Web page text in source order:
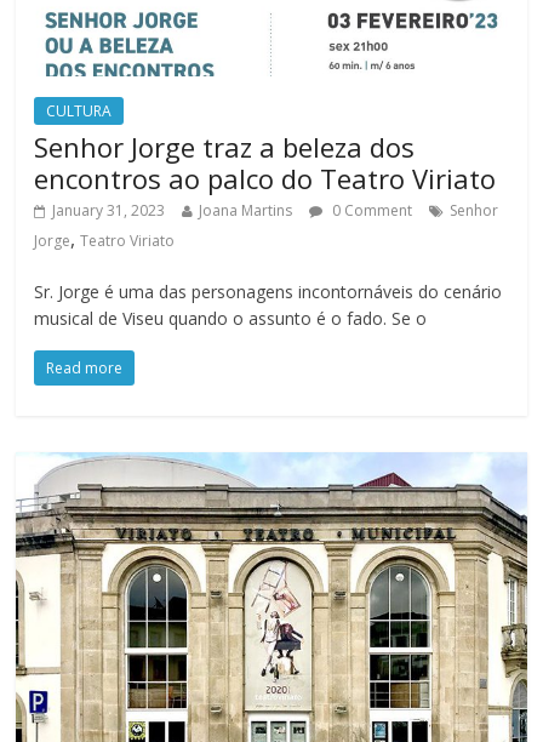
CULTURA
Senhor Jorge traz a beleza dos
encontros ao palco do Teatro Viriato
January 31, 2023 Joana Martins 0 Comment
Senhor
Jorge,Teatro Viriato
Sr. Jorge é uma das personagens incontornáveis do cenário
musical de Viseu quando o assunto é o fado. Se o
Read more